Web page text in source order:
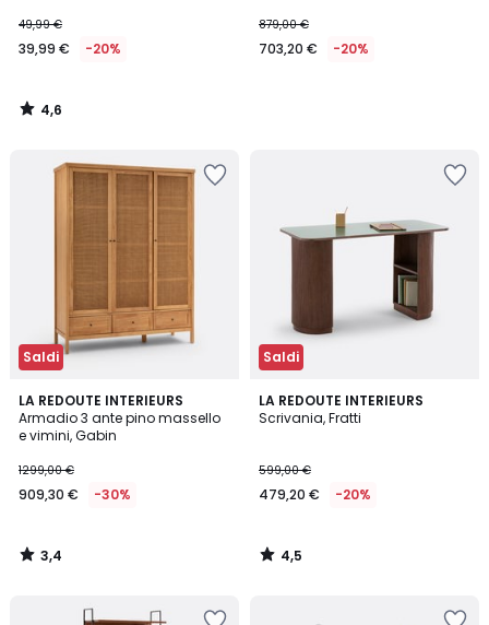
49,99 €
39,99 € -20%
4,6
/
879,00 €
703,20 € -20%
Saldi
LA REDOUTE INTERIEURS
Armadio 3 ante pino massello
e vimini, Gabin
1299,00 €
909,30 € -30%
3,4
/ 5
3,4
/
Saldi
LA REDOUTE INTERIEURS
Scrivania, Fratti
599,00 €
479,20 € -20%
4,5
/ 5
4,5
/